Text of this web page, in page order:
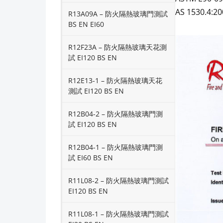
R13A09A – 防火隔熱玻璃門測試
BS EN EI60
R12F23A – 防火隔熱玻璃天花測
試 EI120 BS EN
R12E13-1 – 防火隔熱玻璃天花
測試 EI120 BS EN
R12B04-2 – 防火隔熱玻璃門測
試 EI120 BS EN
R12B04-1 – 防火隔熱玻璃門測
試 EI60 BS EN
R11L08-2 – 防火隔熱玻璃門測試
EI120 BS EN
R11L08-1 – 防火隔熱玻璃門測試
AS